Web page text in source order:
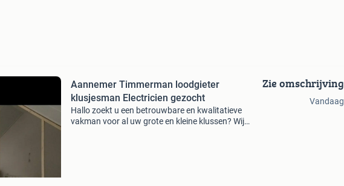
Aannemer Timmerman loodgieter
klusjesman Electricien gezocht
Hallo zoekt u een betrouwbare en kwalitatieve
vakman voor al uw grote en kleine klussen? Wij
Zie omschrijving
Vandaag